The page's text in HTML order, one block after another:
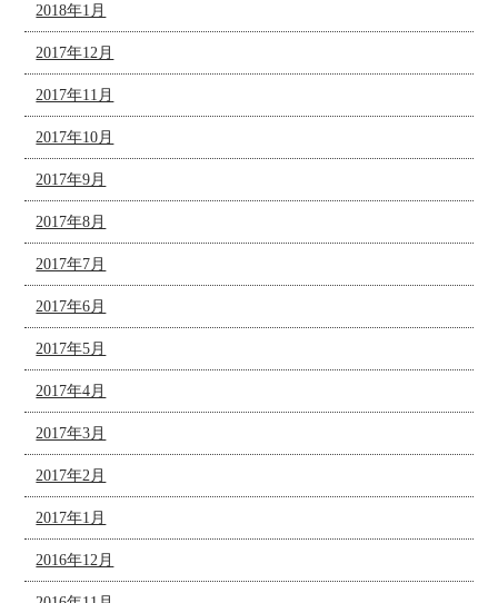
2018年1月
2017年12月
2017年11月
2017年10月
2017年9月
2017年8月
2017年7月
2017年6月
2017年5月
2017年4月
2017年3月
2017年2月
2017年1月
2016年12月